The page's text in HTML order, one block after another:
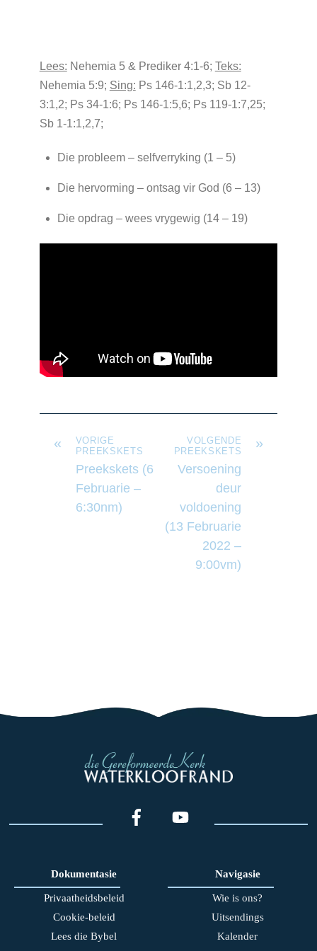
Lees: Nehemia 5 & Prediker 4:1-6; Teks:
Nehemia 5:9; Sing: Ps 146-1:1,2,3; Sb 12-
3:1,2; Ps 34-1:6; Ps 146-1:5,6; Ps 119-1:7,25;
Sb 1-1:1,2,7;
Die probleem – selfverryking (1 – 5)
Die hervorming – ontsag vir God (6 – 13)
Die opdrag – wees vrygewig (14 – 19)
«
VORIGE
PREEKSKETS
Preekskets (6
Februarie –
6:30nm)
»
VOLGENDE
PREEKSKETS
Versoening
deur
voldoening
(13 Februarie
2022 –
9:00vm)
Dokumentasie
Privaatheidsbeleid
Cookie-beleid
Lees die Bybel
Navigasie
Wie is ons?
Uitsendings
Kalender